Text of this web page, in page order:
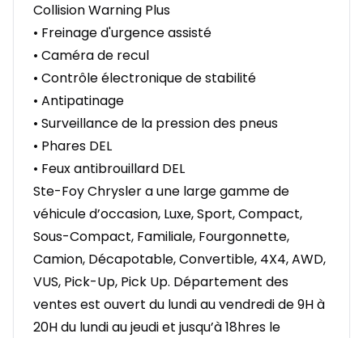
Collision Warning Plus
• Freinage d'urgence assisté
• Caméra de recul
• Contrôle électronique de stabilité
• Antipatinage
• Surveillance de la pression des pneus
• Phares DEL
• Feux antibrouillard DEL
Ste-Foy Chrysler a une large gamme de
véhicule d’occasion, Luxe, Sport, Compact,
Sous-Compact, Familiale, Fourgonnette,
Camion, Décapotable, Convertible, 4X4, AWD,
VUS, Pick-Up, Pick Up. Département des
ventes est ouvert du lundi au vendredi de 9H à
20H du lundi au jeudi et jusqu’à 18hres le